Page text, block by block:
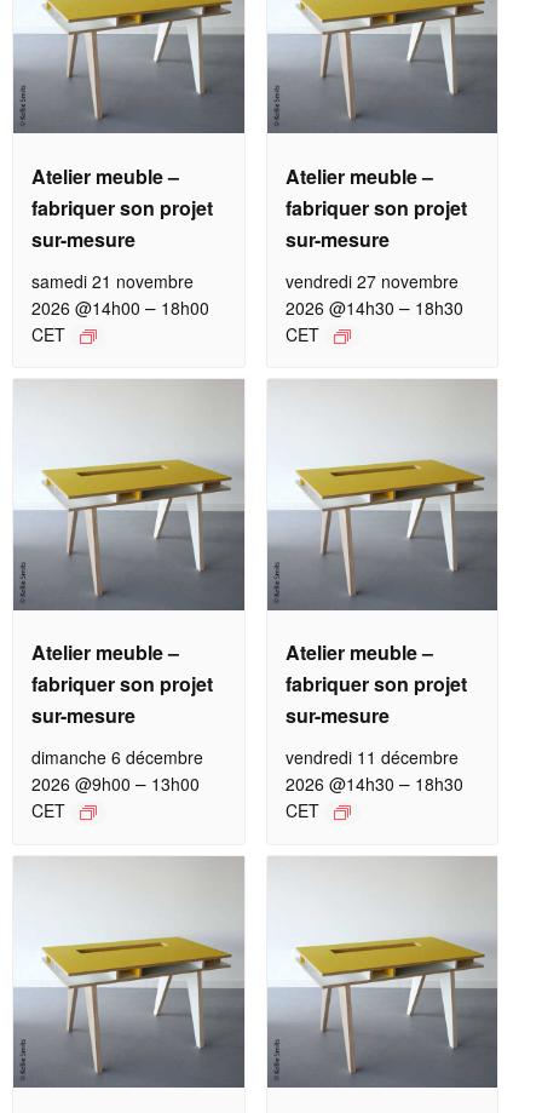
Atelier meuble –
fabriquer son projet
sur-mesure
samedi 21 novembre
2026 @14h00 – 18h00
CET
Atelier meuble –
fabriquer son projet
sur-mesure
vendredi 27 novembre
2026 @14h30 – 18h30
CET
Atelier meuble –
fabriquer son projet
sur-mesure
dimanche 6 décembre
2026 @9h00 – 13h00
CET
Atelier meuble –
fabriquer son projet
sur-mesure
vendredi 11 décembre
2026 @14h30 – 18h30
CET